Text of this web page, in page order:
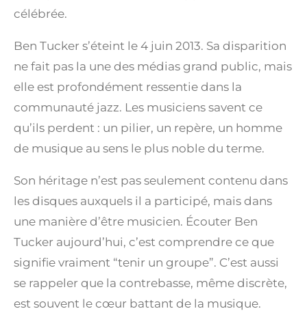
célébrée.
Ben Tucker s’éteint le 4 juin 2013. Sa disparition
ne fait pas la une des médias grand public, mais
elle est profondément ressentie dans la
communauté jazz. Les musiciens savent ce
qu’ils perdent : un pilier, un repère, un homme
de musique au sens le plus noble du terme.
Son héritage n’est pas seulement contenu dans
les disques auxquels il a participé, mais dans
une manière d’être musicien. Écouter Ben
Tucker aujourd’hui, c’est comprendre ce que
signifie vraiment “tenir un groupe”. C’est aussi
se rappeler que la contrebasse, même discrète,
est souvent le cœur battant de la musique.